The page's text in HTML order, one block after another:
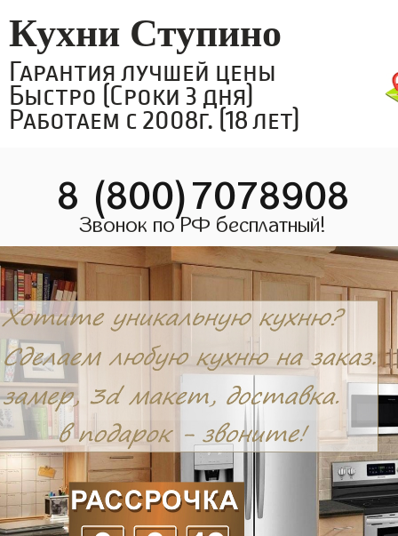
Кухни Ступино
Гарантия лучшей цены
Быстро (Сроки 3 дня)
Работаем с 2008г. (18 лет)
8 (800)7078908
Звонок по РФ бесплатный!